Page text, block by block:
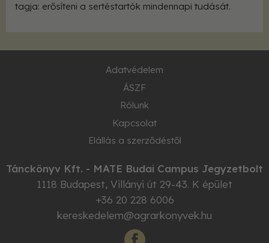
tagja: erősíteni a sertéstartók mindennapi tudását.
Adatvédelem
ÁSZF
Rólunk
Kapcsolat
Elállás a szerződéstől
Tánckönyv Kft. - MATE Budai Campus Jegyzetbolt
1118 Budapest, Villányi út 29-43. K épület
+36 20 228 6006
kereskedelem@agrarkonyvek.hu